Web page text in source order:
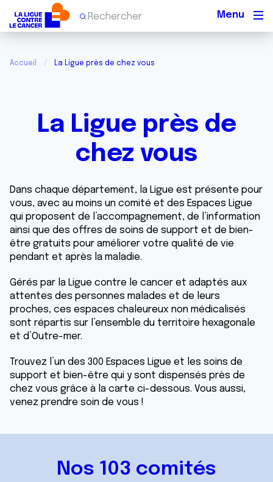
Accueil La Ligue près de chez vous
La Ligue près de
chez vous
Dans chaque département, la Ligue est présente pour
vous, avec au moins un comité et des Espaces Ligue
qui proposent de l’accompagnement, de l’information
ainsi que des offres de soins de support et de bien-
être gratuits pour améliorer votre qualité de vie
pendant et après la maladie.
Gérés par la Ligue contre le cancer et adaptés aux
attentes des personnes malades et de leurs
proches, ces espaces chaleureux non médicalisés
sont répartis sur l’ensemble du territoire hexagonale
et d’Outre-mer.
Trouvez l’un des 300 Espaces Ligue et les soins de
support et bien-être qui y sont dispensés près de
chez vous grâce à la carte ci-dessous. Vous aussi,
venez prendre soin de vous !
Nos 103 comités